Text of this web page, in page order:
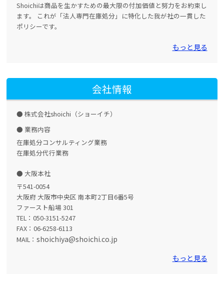
Shoichiは商品を生かすための最大限の付加価値と努力をお約束し
ます。 これが「法人専門在庫処分」に特化した我が社の一貫した
ポリシーです。
もっと見る
会社情報
株式会社shoichi（ショーイチ）
業務内容
在庫処分コンサルティング業務
在庫処分代行業務
大阪本社
〒541-0054
大阪府 大阪市中央区 南本町2丁目6番5号
ファースト船場 301
TEL：050-3151-5247
FAX：06-6258-6113
MAIL：shoichiya@shoichi.co.jp
もっと見る